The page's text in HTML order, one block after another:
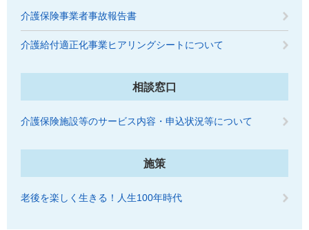
介護保険事業者事故報告書
介護給付適正化事業ヒアリングシートについて
相談窓口
介護保険施設等のサービス内容・申込状況等について
施策
老後を楽しく生きる！人生100年時代